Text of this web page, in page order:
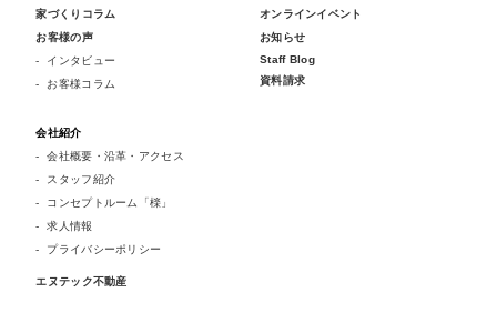
家づくりコラム
お客様の声
インタビュー
お客様コラム
オンラインイベント
お知らせ
Staff Blog
資料請求
会社紹介
会社概要・沿革・アクセス
スタッフ紹介
コンセプトルーム「檪」
求人情報
プライバシーポリシー
エヌテック不動産